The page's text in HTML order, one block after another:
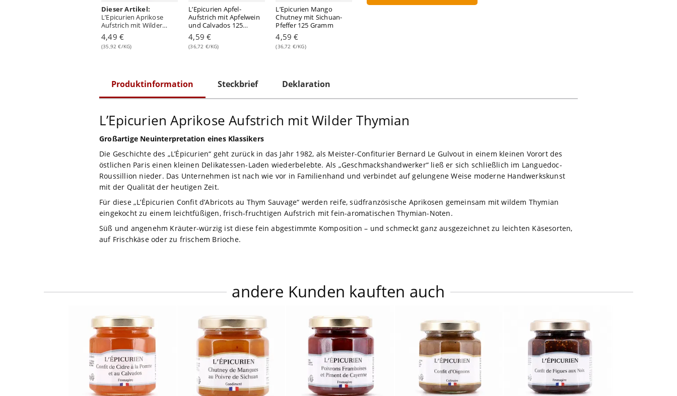
Dieser Artikel:
L’Epicurien Aprikose
Aufstrich mit Wilder
Thymian 125 Gramm
4,49 €
(35,92 €/KG)
L’Epicurien Apfel-
Aufstrich mit Apfelwein
und Calvados 125
Gramm/ 2.0% vol
4,59 €
(36,72 €/KG)
L’Epicurien Mango
Chutney mit Sichuan-
Pfeffer 125 Gramm
4,59 €
(36,72 €/KG)
Produktinformation Steckbrief Deklaration
L’Epicurien Aprikose Aufstrich mit Wilder Thymian
Großartige Neuinterpretation eines Klassikers
Die Geschichte des „L’Épicurien“ geht zurück in das Jahr 1982, als Meister-Confiturier Bernard Le Gulvout in einem kleinen Vorort des
östlichen Paris einen kleinen Delikatessen-Laden wiederbelebte. Als „Geschmackshandwerker“ ließ er sich schließlich im Languedoc-
Roussillion nieder. Das Unternehmen ist nach wie vor in Familienhand und verbindet auf gelungene Weise moderne Handwerkskunst
mit der Qualität der heutigen Zeit.
Für diese „L’Épicurien Confit d’Abricots au Thym Sauvage“ werden reife, südfranzösische Aprikosen gemeinsam mit wildem Thymian
eingekocht zu einem leichtfüßigen, frisch-fruchtigen Aufstrich mit fein-aromatischen Thymian-Noten.
Süß und angenehm Kräuter-würzig ist diese fein abgestimmte Komposition – und schmeckt ganz ausgezeichnet zu leichten Käsesorten,
auf Frischkäse oder zu frischem Brioche.
andere Kunden kauften auch